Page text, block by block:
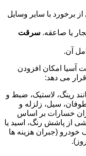
برخورد با سایر وسایل
یا صاعقه. سرقت
آن.
آسیا امکان افزودن
می دهد:
رینگ، لاستیک، ضبط و
سیل، زلزله و
خسارات بر اساس
از پاشش رنگ، اسید یا
خودرو (جبران هزینه ها